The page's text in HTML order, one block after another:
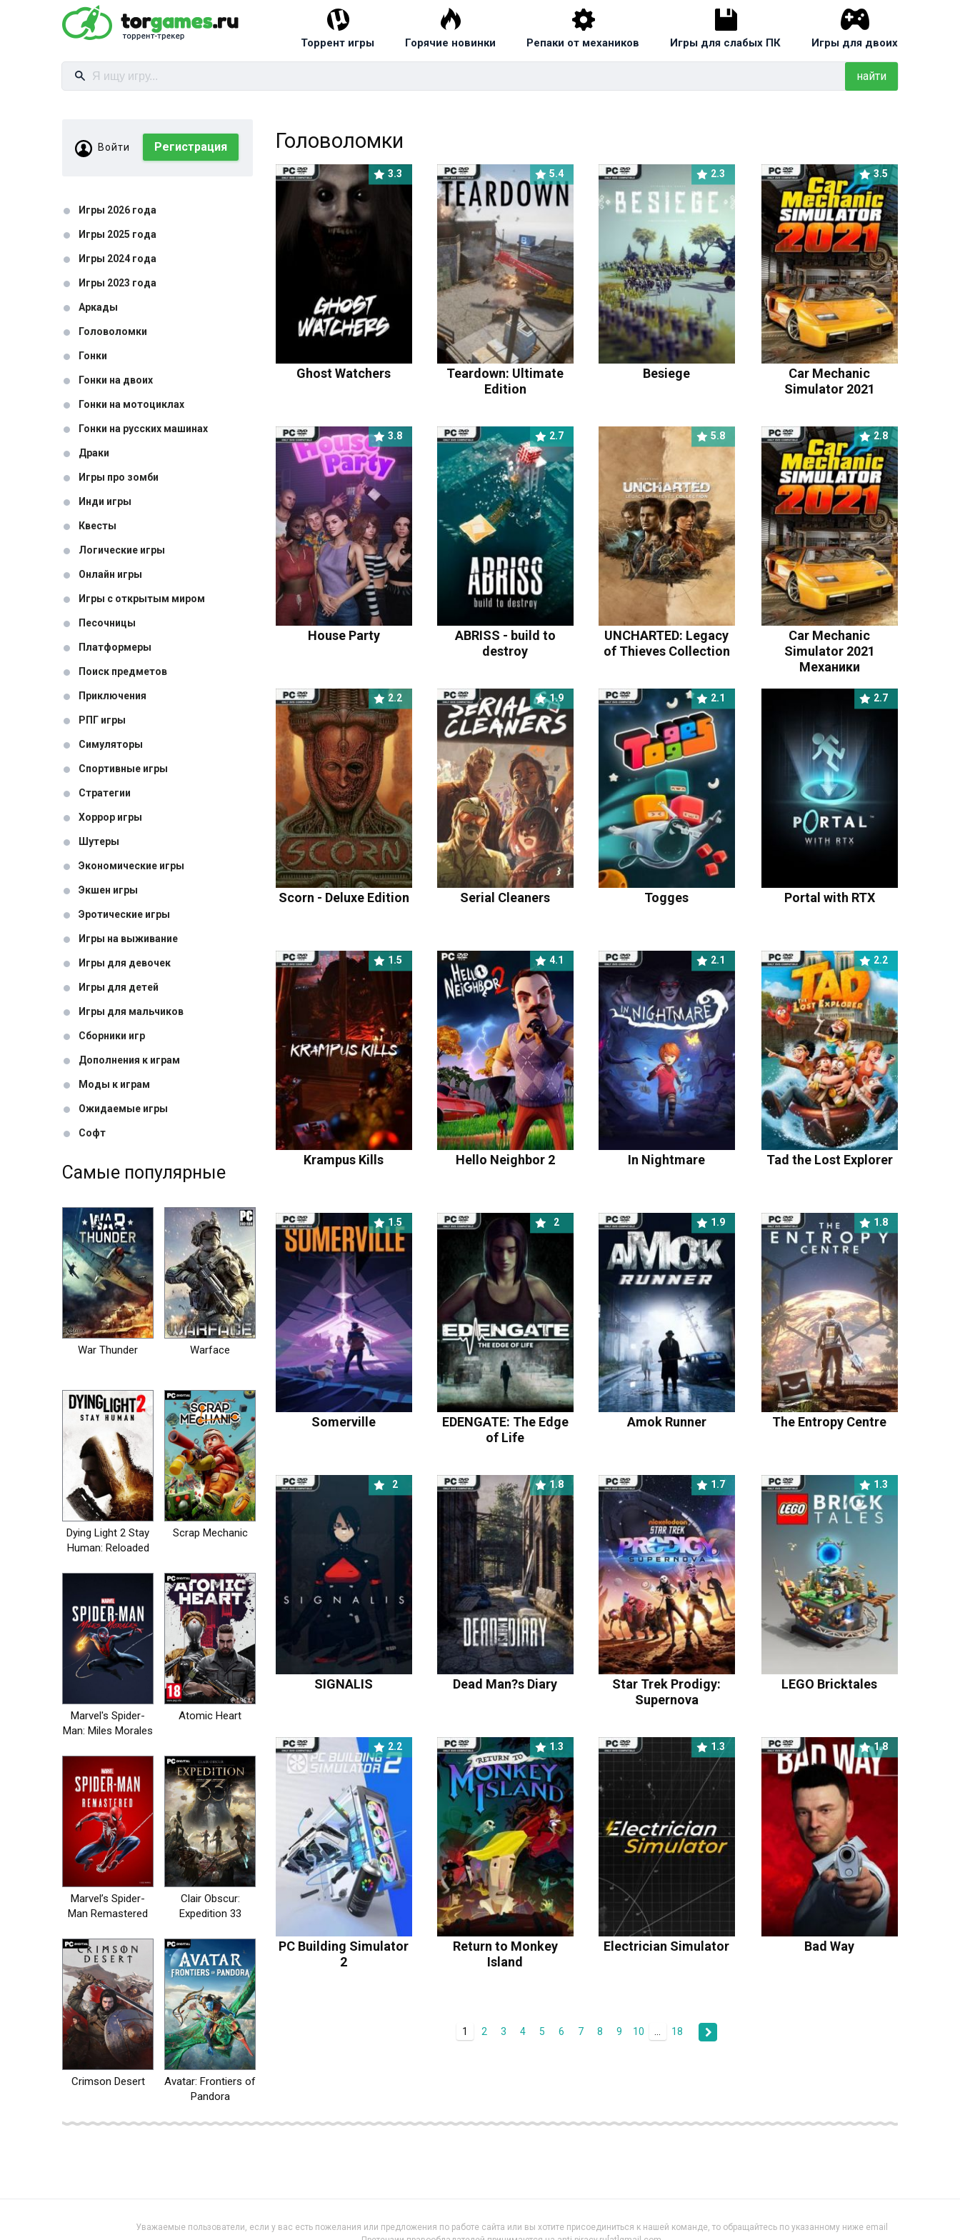
Торрент игры Горячие новинки Репаки от механиков Игры для слабых ПК Игры для двоих
найти
Войти Регистрация
Игры 2026 года
Игры 2025 года
Игры 2024 года
Игры 2023 года
Аркады
Головоломки
Гонки
Гонки на двоих
Гонки на мотоциклах
Гонки на русских машинах
Драки
Игры про зомби
Инди игры
Квесты
Логические игры
Онлайн игры
Игры с открытым миром
Песочницы
Платформеры
Поиск предметов
Приключения
РПГ игры
Симуляторы
Спортивные игры
Стратегии
Хоррор игры
Шутеры
Экономические игры
Экшен игры
Эротические игры
Игры на выживание
Игры для девочек
Игры для детей
Игры для мальчиков
Сборники игр
Дополнения к играм
Моды к играм
Ожидаемые игры
Софт
Самые популярные
War Thunder Warface
Dying Light 2 Stay
Human: Reloaded
Scrap Mechanic
Marvel's Spider-
Man: Miles Morales
Atomic Heart
Marvel’s Spider-
Man Remastered
Clair Obscur:
Expedition 33
Crimson Desert
Avatar: Frontiers of
Pandora
Головоломки
3.3
Ghost Watchers
5.4
Teardown: Ultimate
Edition
2.3
Besiege
3.5
Car Mechanic
Simulator 2021
3.8
House Party
2.7
ABRISS - build to
destroy
5.8
UNCHARTED: Legacy
of Thieves Collection
2.8
Car Mechanic
Simulator 2021
Механики
2.2
Scorn - Deluxe Edition
1.9
Serial Cleaners
2.1
Togges
2.7
Portal with RTX
1.5
Krampus Kills
4.1
Hello Neighbor 2
2.1
In Nightmare
2.2
Tad the Lost Explorer
1.5
Somerville
2
EDENGATE: The Edge
of Life
1.9
Amok Runner
1.8
The Entropy Centre
2
SIGNALIS
1.8
Dead Man?s Diary
1.7
Star Trek Prodigy:
Supernova
1.3
LEGO Bricktales
2.2
PC Building Simulator
2
1.8
Bad Way
1.3
Return to Monkey
Island
1.3
Electrician Simulator
1 2 3 4 5 6 7 8 9 10 18
Уважаемые пользователи, если у вас есть пожелания или предложения по работе сайта или вы хотите присоединиться к нашей команде, то обращайтесь по указанному ниже email